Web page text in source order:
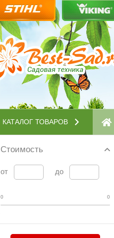
КАТАЛОГ ТОВАРОВ
Стоимость
от до
0 0